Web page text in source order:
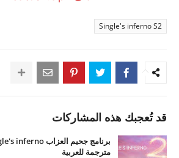
Single's inferno S2
قد تُعجبك هذه المشاركات
مترجمة للعربية